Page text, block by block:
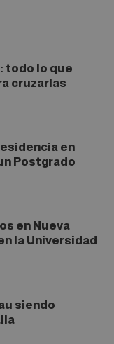
todo lo que
cruzarlas
en
Postgrado
en Nueva
la Universidad
siendo